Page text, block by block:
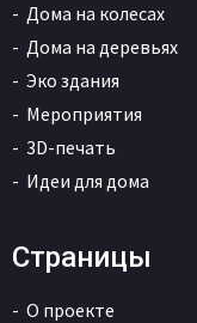
Дома на колесах
Дома на деревьях
Эко здания
Мероприятия
3D-печать
Идеи для дома
Страницы
О проекте